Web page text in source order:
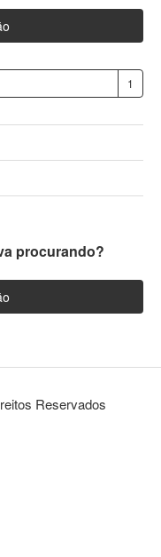
procurando?
Reservados